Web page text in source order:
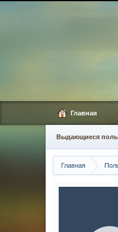
Главная
Главная
Выдающиеся